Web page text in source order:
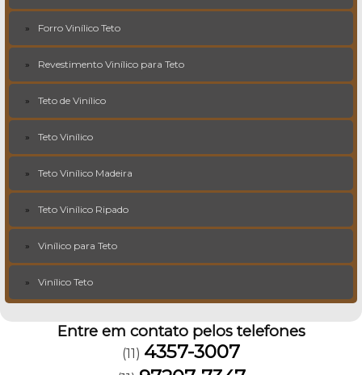
Forro Vinílico Teto
Revestimento Vinílico para Teto
Teto de Vinílico
Teto Vinílico
Teto Vinílico Madeira
Teto Vinílico Ripado
Vinílico para Teto
Vinílico Teto
Entre em contato pelos telefones
(11) 4357-3007